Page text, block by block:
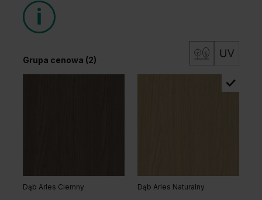
Grupa cenowa (1)
Grupa cenowa (2)
Grupa cenowa (2)
Dąb Arles Ciemny Dąb Arles Naturalny